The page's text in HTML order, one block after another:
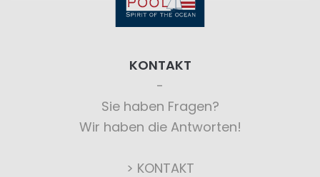
KONTAKT
Sie haben Fragen?
Wir haben die Antworten!
> KONTAKT